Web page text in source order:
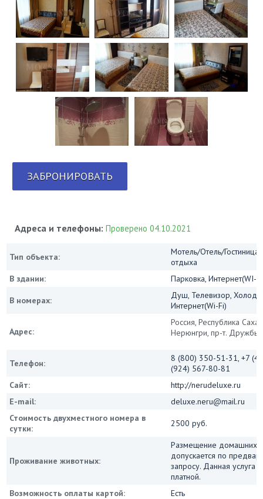
ЗАБРОНИРОВАТЬ
Адреса и телефоны:Проверено 04.10.2021
Тип объекта:
Мотель/Отель/
отдыха
В здании:
Парковка, Интернет(WI-
В номерах:
Душ, Телевизор,
Интернет(Wi-Fi)
Адрес:
Россия, Республика Саха
Нерюнгри, пр-т.
Телефон:
8 (800) 350-51-31, +7
(924) 567-80-81
Сайт:
http://nerudeluxe.ru
E-mail:
deluxe.neru@mail.ru
Стоимость двухместного номера в
сутки:
2500 руб.
Проживание животных:
Размещение домашних
допускается по
запросу. Данная услуга
платной.
Возможность оплаты картой:
Есть